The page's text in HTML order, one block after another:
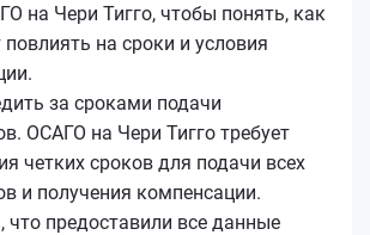
на Чери Тигго, чтобы понять, как
на сроки и условия
за сроками подачи
ОСАГО на Чери Тигго требует
четких сроков для подачи всех
и получения компенсации.
что предоставили все данные